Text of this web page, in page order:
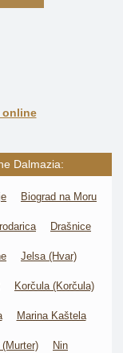
online
Dalmazia:
Biograd na Moru
Drašnice
Jelsa (Hvar)
Korčula (Korčula)
Marina Kaštela
(Murter) Nin